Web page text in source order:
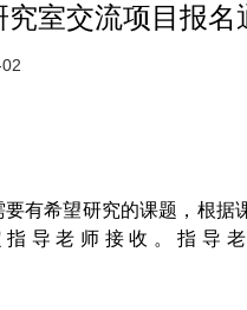
室交流项目报名
要有希望研究的课题，根据
导老师接收。指导